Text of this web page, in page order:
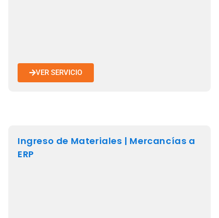
VER SERVICIO
Ingreso de Materiales | Mercancías a
ERP